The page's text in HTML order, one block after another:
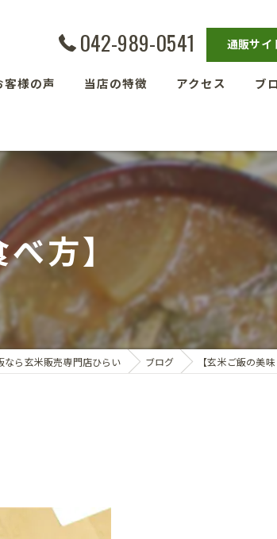
042-989-0541 通販サイ
客様の声 当店の特徴
ベーグル
埼玉の玄米
残留農薬ゼロ玄米
減農薬栽培玄米
アクセス ブ
方】
なら玄米販売専門店ひらい ブログ 【玄米ご飯の美